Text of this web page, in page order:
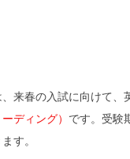
来春の入試に向けて、
ディング） です。受験
す。